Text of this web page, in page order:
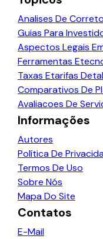
Analises De
Guias Para
Aspectos Legais
Ferramentas
Taxas Etarifas
Comparativos De
Avaliacoes De
Informações
Autores
Política De
Termos De Uso
Sobre Nós
Mapa Do Site
Contatos
E-Mail